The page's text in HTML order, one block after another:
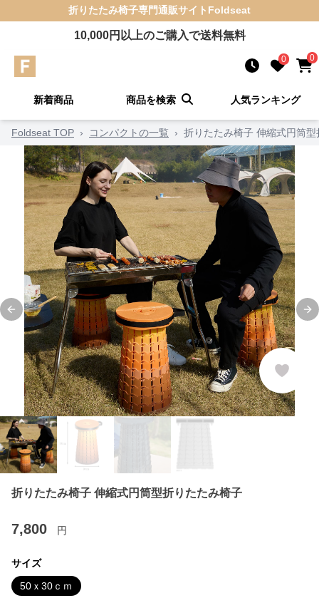
折りたたみ椅子専門通販サイト Foldseat
10,000円以上のご購入で送料無料
0 0
新着商品 商品を検索 人気ランキング
Foldseat TOP › コンパクトの一覧 › 折りたたみ椅子 伸縮式円筒
Previous slide
折りたたみ椅子 伸縮式円筒型折りたたみ椅子
7,800 円
サイズ
50ｘ30ｃｍ